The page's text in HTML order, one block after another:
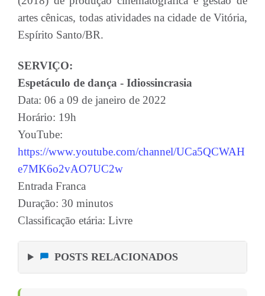
artes cênicas, todas atividades na cidade de Vitória,
Espírito Santo/BR.
SERVIÇO:
Espetáculo de dança - Idiossincrasia
Data: 06 a 09 de janeiro de 2022
Horário: 19h
YouTube:
https://www.youtube.com/channel/UCa5QCWAH
e7MK6o2vAO7UC2w
Entrada Franca
Duração: 30 minutos
Classificação etária: Livre
POSTS RELACIONADOS